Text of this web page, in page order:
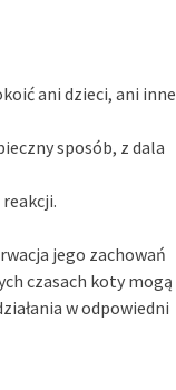
ani dzieci, ani inne
sposób, z dala
jego zachowań
czasach koty mogą
w odpowiedni